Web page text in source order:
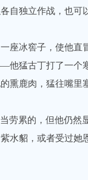
自独立作战，也可
冰窖子，使他直
猛古丁打了一个
鹿肉，猛往嘴里
累的，但他仍然
水貂，或者受过她